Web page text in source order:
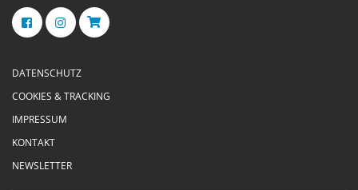
DATENSCHUTZ
COOKIES & TRACKING
IMPRESSUM
KONTAKT
NEWSLETTER